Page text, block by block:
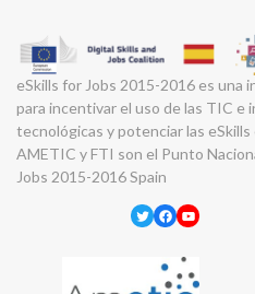
eSkills for Jobs 2015-2016 es una
para incentivar el uso de las TIC e
tecnológicas y potenciar las
AMETIC y FTI son el Punto
Jobs 2015-2016 Spain
Twitter
Facebook
YouTube